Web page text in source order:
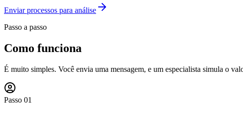
Enviar processos para análise
Passo a passo
Como funciona
É muito simples. Você envia uma mensagem, e um especialista simula o
Passo 01